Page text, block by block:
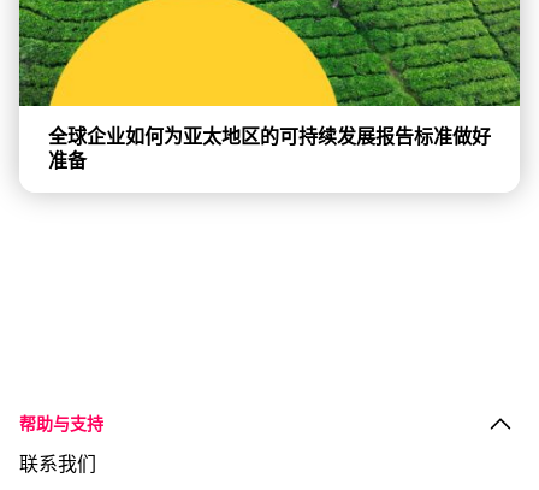
全球企业如何为亚太地区的可持续发展报告标准做好
准备
帮助与支持
联系我们